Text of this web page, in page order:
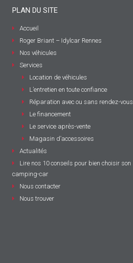
PLAN DU SITE
Accueil
Roger Briant – Idylcar Rennes
Nos véhicules
Services
Location de véhicules
L’entretien en toute confiance
Réparation avec ou sans rendez-vous
Le financement
Le service après-vente
Magasin d’accessoires
Actualités
Lire nos 10 conseils pour bien choisir son
camping-car
Nous contacter
Nous trouver